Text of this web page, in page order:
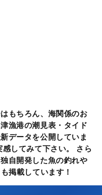
もちろん、海関係のお
漁港の潮見表・タイド
データを公開していま
してみて下さい。 さら
自開発した魚の釣れや
掲載しています！